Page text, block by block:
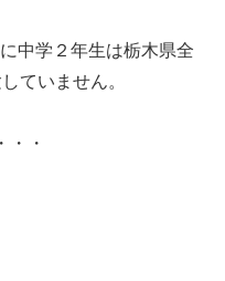
中学２年生は栃木県全
ていません。
・・